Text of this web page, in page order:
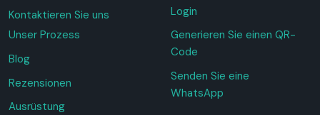
Kontaktieren Sie uns
Unser Prozess
Blog
Rezensionen
Ausrüstung
Login
Generieren Sie einen QR-
Code
Senden Sie eine
WhatsApp